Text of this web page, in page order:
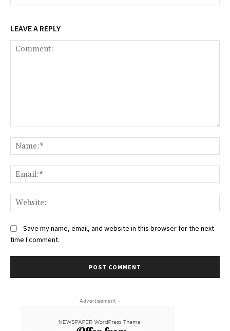
LEAVE A REPLY
Save my name, email, and website in this browser for the next
time I comment.
- Advertisement -